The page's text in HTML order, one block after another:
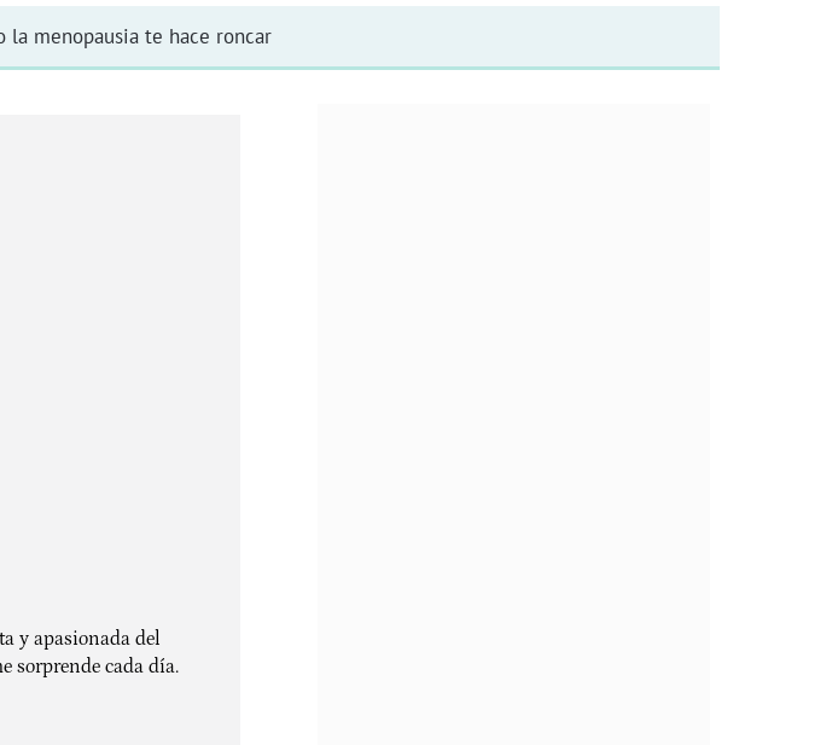
menopausia te hace roncar
y apasionada del
sorprende cada día.